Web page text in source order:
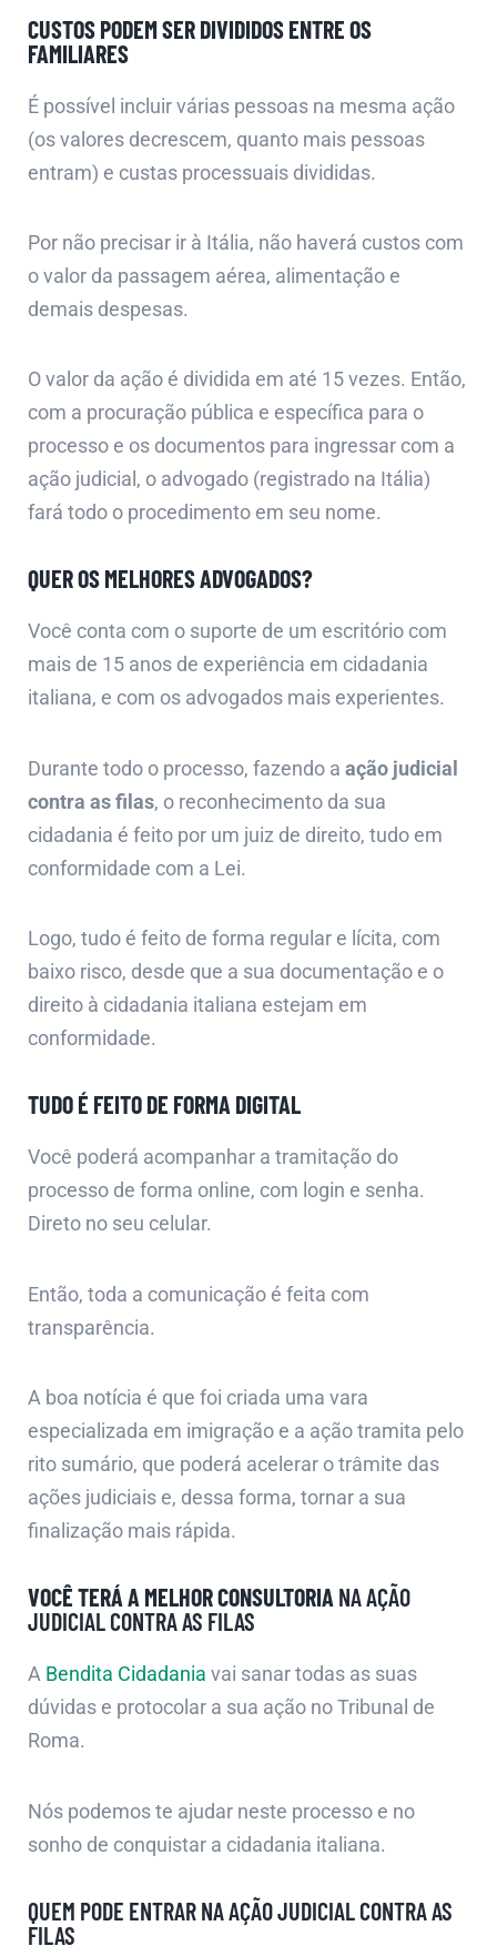
CUSTOS PODEM SER DIVIDIDOS ENTRE OS
FAMILIARES
É possível incluir várias pessoas na mesma ação
(os valores decrescem, quanto mais pessoas
entram) e custas processuais divididas.
Por não precisar ir à Itália, não haverá custos com
o valor da passagem aérea, alimentação e
demais despesas.
O valor da ação é dividida em até 15 vezes. Então,
com a procuração pública e específica para o
processo e os documentos para ingressar com a
ação judicial, o advogado (registrado na Itália)
fará todo o procedimento em seu nome.
QUER OS MELHORES ADVOGADOS?
Você conta com o suporte de um escritório com
mais de 15 anos de experiência em cidadania
italiana, e com os advogados mais experientes.
Durante todo o processo, fazendo a ação judicial
contra as filas, o reconhecimento da sua
cidadania é feito por um juiz de direito, tudo em
conformidade com a Lei.
Logo, tudo é feito de forma regular e lícita, com
baixo risco, desde que a sua documentação e o
direito à cidadania italiana estejam em
conformidade.
TUDO É FEITO DE FORMA DIGITAL
Você poderá acompanhar a tramitação do
processo de forma online, com login e senha.
Direto no seu celular.
Então, toda a comunicação é feita com
transparência.
A boa notícia é que foi criada uma vara
especializada em imigração e a ação tramita pelo
rito sumário, que poderá acelerar o trâmite das
ações judiciais e, dessa forma, tornar a sua
finalização mais rápida.
VOCÊ TERÁ A MELHOR CONSULTORIA NA AÇÃO
JUDICIAL CONTRA AS FILAS
A Bendita Cidadania vai sanar todas as suas
dúvidas e protocolar a sua ação no Tribunal de
Roma.
Nós podemos te ajudar neste processo e no
sonho de conquistar a cidadania italiana.
QUEM PODE ENTRAR NA AÇÃO JUDICIAL CONTRA AS
FILAS